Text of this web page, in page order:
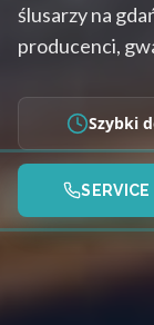
ślusarzy na
producenci,
Szybki